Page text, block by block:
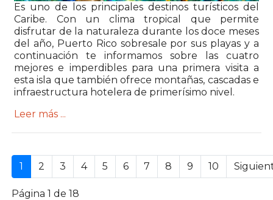
Es uno de los principales destinos turísticos del
Caribe. Con un clima tropical que permite
disfrutar de la naturaleza durante los doce meses
del año, Puerto Rico sobresale por sus playas y a
continuación te informamos sobre las cuatro
mejores e imperdibles para una primera visita a
esta isla que también ofrece montañas, cascadas e
infraestructura hotelera de primerísimo nivel.
Leer más ...
1
2 3 4 5 6 7 8 9 10
Página 1 de 18